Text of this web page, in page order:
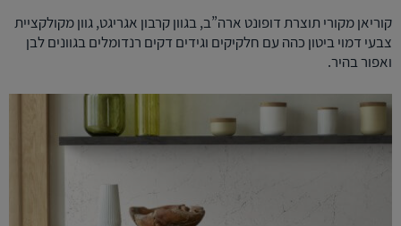
קוריאן מקורי תוצרת דופונט ארה”ב, בגוון קרבון אגריגט, גוון מקולקציית
צבעי דמוי ביטון כהה עם חלקיקים וגידים דקים רנדומלים בגוונים לבן
ואפור בהיר.